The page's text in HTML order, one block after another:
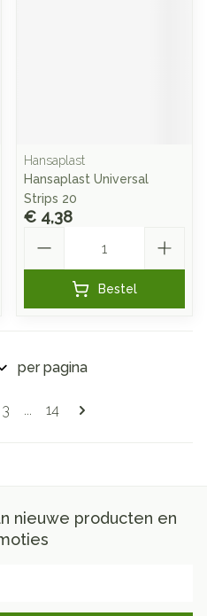
Hansaplast
Hansaplast Universal
Strips 20
€ 4,38
Bestel
Pagina's
momenteel pagina
Pagina
3 ... Pagina
14
per pagina
nieuwe producten en